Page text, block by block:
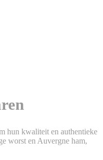
hun kwaliteit en authentieke
worst en Auvergne ham,